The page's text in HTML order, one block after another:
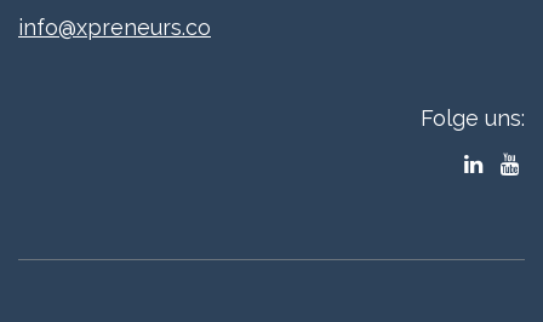
info@xpreneurs.co
Folge uns: